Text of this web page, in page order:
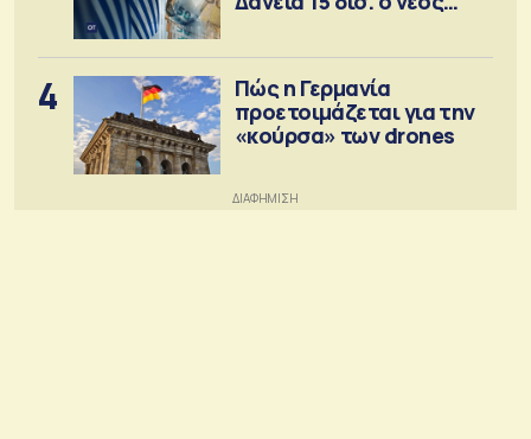
4
Πώς η Γερμανία
προετοιμάζεται για την
«κούρσα» των drones